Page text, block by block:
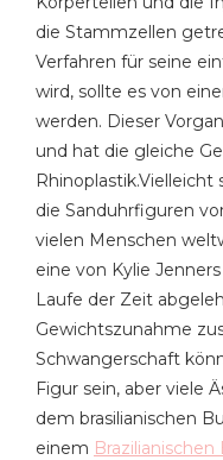
die Stammzellen
Verfahren für seine
wird, sollte es von
werden. Dieser
und hat die gleiche
Rhinoplastik.Vielleicht
die Sanduhrfiguren
vielen Menschen
eine von Kylie
Laufe der Zeit
Gewichtszunahme
Schwangerschaft
Figur sein, aber viele
dem brasilianischen
einem